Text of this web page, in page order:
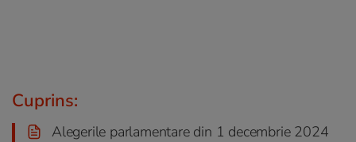
Cuprins:
Alegerile parlamentare din 1 decembrie 2024